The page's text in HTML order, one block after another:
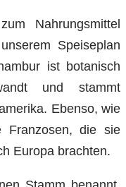
Nahrungsmittel
Speiseplan
ist botanisch
und stammt
Ebenso, wie
die sie
Europa brachten.